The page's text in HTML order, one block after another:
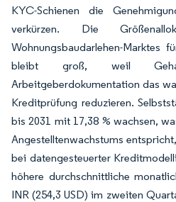
KYC-Schienen die
verkürzen. Die
Wohnungsbaudarlehen-Marktes
bleibt groß, weil
Arbeitgeberdokumentation das
Kreditprüfung reduzieren.
bis 2031 mit 17,38 % wachsen,
Angestelltenwachstums
bei datengesteuerter
höhere durchschnittliche
INR (254,3 USD) im zweiten